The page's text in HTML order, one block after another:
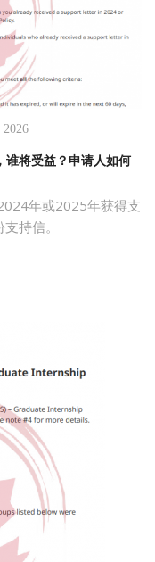
2026
谁将受益？申请人如何
年或2025年获得支
持信。